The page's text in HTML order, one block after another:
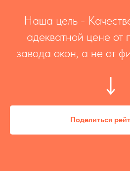
Наша цель -
адекватной цене от
завода окон, а не от
Поделиться